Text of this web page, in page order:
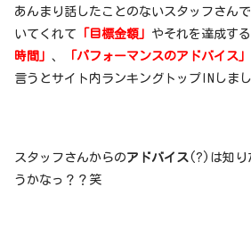
あんまり話したことのないスタッフさん
いてくれて 「目標金額」 やそれを達成す
時間」 、 「パフォーマンスのアドバイス」
スタッフさんからのアドバイス(?)は知り
うかなっ？？笑